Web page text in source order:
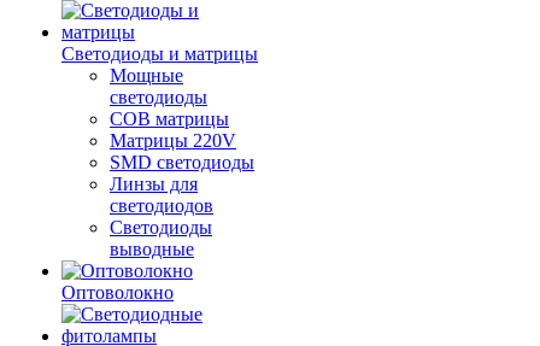
Светодиоды и матрицы
Мощные
светодиоды
COB матрицы
Матрицы 220V
SMD светодиоды
Линзы для
светодиодов
Светодиоды
выводные
Оптоволокно